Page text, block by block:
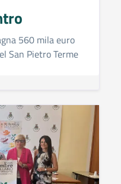
560 mila euro
San Pietro Terme